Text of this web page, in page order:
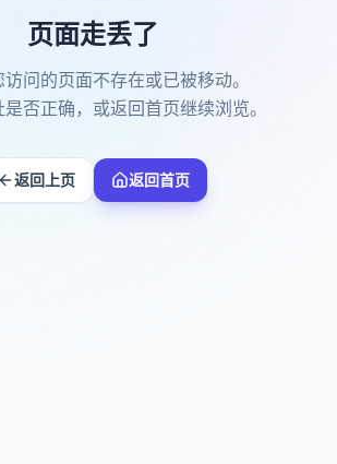
页面走丢了
问的页面不存在或已被移动。
否正确，或返回首页继续浏览。
返回上页 返回首页